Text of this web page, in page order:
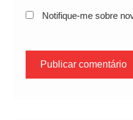
Notifique-me sobre